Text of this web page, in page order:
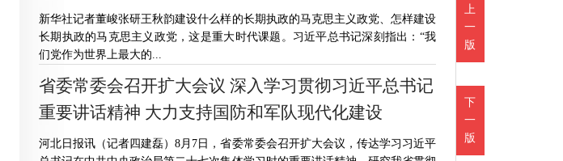
上
一
版
下
一
版
新华社记者董峻张研王秋韵建设什么样的长期执政的马克思主义政党、怎样建设
长期执政的马克思主义政党，这是重大时代课题。习近平总书记深刻指出：“我
们党作为世界上最大的...
省委常委会召开扩大会议 深入学习贯彻习近平总书记
重要讲话精神 大力支持国防和军队现代化建设
河北日报讯（记者四建磊）8月7日，省委常委会召开扩大会议，传达学习习近平